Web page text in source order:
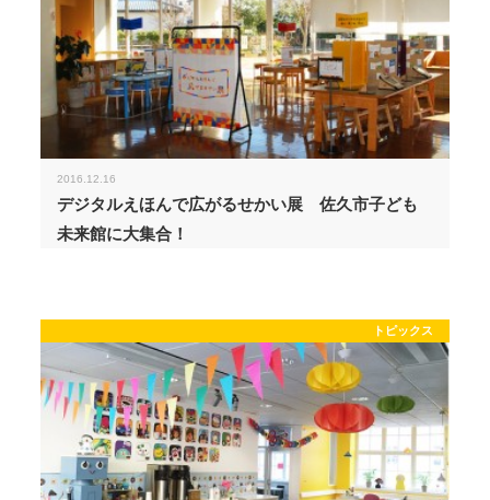
2016.12.16
デジタルえほんで広がるせかい展 佐久市子ども
未来館に大集合！
トピックス